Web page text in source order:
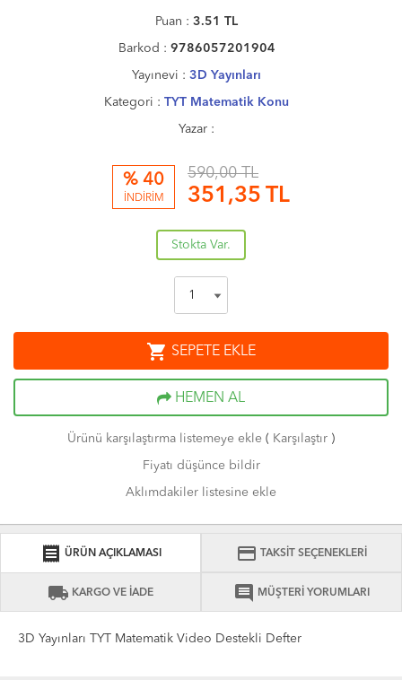
Puan : 3.51 TL
Barkod : 9786057201904
Yayınevi : 3D Yayınları
Kategori : TYT Matematik Konu
Yazar :
% 40
İNDİRİM
590,00 TL
351,35 TL
Stokta Var.
shopping_cart SEPETE EKLE
HEMEN AL
Ürünü karşılaştırma listemeye ekle ( Karşılaştır )
Fiyatı düşünce bildir
Aklımdakiler listesine ekle
receipt ÜRÜN AÇIKLAMASI credit_card TAKSİT SEÇENEKLERİ
local_shipping KARGO VE İADE comment MÜŞTERİ YORUMLARI
3D Yayınları TYT Matematik Video Destekli Defter